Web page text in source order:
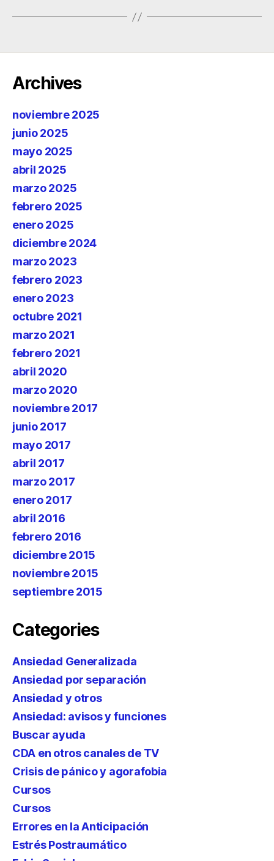
Archives
noviembre 2025
junio 2025
mayo 2025
abril 2025
marzo 2025
febrero 2025
enero 2025
diciembre 2024
marzo 2023
febrero 2023
enero 2023
octubre 2021
marzo 2021
febrero 2021
abril 2020
marzo 2020
noviembre 2017
junio 2017
mayo 2017
abril 2017
marzo 2017
enero 2017
abril 2016
febrero 2016
diciembre 2015
noviembre 2015
septiembre 2015
Categories
Ansiedad Generalizada
Ansiedad por separación
Ansiedad y otros
Ansiedad: avisos y funciones
Buscar ayuda
CDA en otros canales de TV
Crisis de pánico y agorafobia
Cursos
Cursos
Errores en la Anticipación
Estrés Postraumático